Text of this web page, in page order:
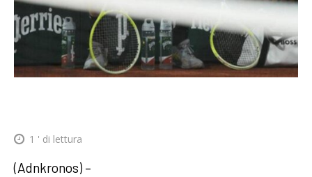
1 ' di lettura
(Adnkronos) –